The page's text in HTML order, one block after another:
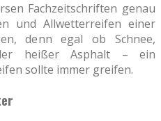
Fachzeitschriften genau
und Allwetterreifen einer
denn egal ob Schnee,
heißer Asphalt – ein
sollte immer greifen.